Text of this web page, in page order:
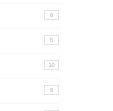
6
5
10
9